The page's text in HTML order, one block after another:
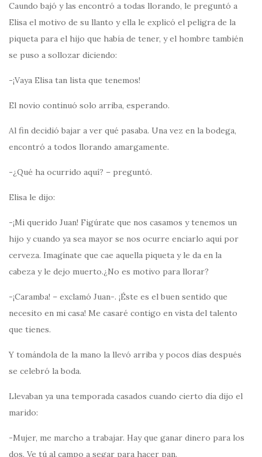
Caundo bajó y las encontró a todas llorando, le preguntó a
Elisa el motivo de su llanto y ella le explicó el peligra de la
piqueta para el hijo que había de tener, y el hombre también
se puso a sollozar diciendo:
-¡Vaya Elisa tan lista que tenemos!
El novio continuó solo arriba, esperando.
Al fin decidió bajar a ver qué pasaba. Una vez en la bodega,
encontró a todos llorando amargamente.
-¿Qué ha ocurrido aquí? – preguntó.
Elisa le dijo:
-¡Mi querido Juan! Figúrate que nos casamos y tenemos un
hijo y cuando ya sea mayor se nos ocurre enciarlo aquí por
cerveza. Imagínate que cae aquella piqueta y le da en la
cabeza y le dejo muerto.¿No es motivo para llorar?
-¡Caramba! – exclamó Juan-. ¡Éste es el buen sentido que
necesito en mi casa! Me casaré contigo en vista del talento
que tienes.
Y tomándola de la mano la llevó arriba y pocos días después
se celebró la boda.
Llevaban ya una temporada casados cuando cierto día dijo el
marido:
-Mujer, me marcho a trabajar. Hay que ganar dinero para los
dos. Ve tú al campo a segar para hacer pan.